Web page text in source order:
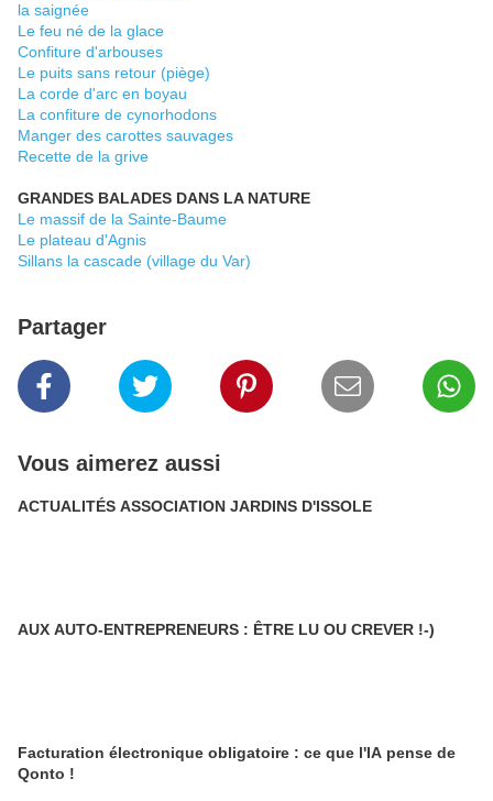
la saignée
Le feu né de la glace
Confiture d'arbouses
Le puits sans retour (piège)
La corde d'arc en boyau
La confiture de cynorhodons
Manger des carottes sauvages
Recette de la grive
GRANDES BALADES DANS LA NATURE
Le massif de la Sainte-Baume
Le plateau d'Agnis
Sillans la cascade (village du Var)
Partager
Vous aimerez aussi
ACTUALITÉS ASSOCIATION JARDINS D'ISSOLE
AUX AUTO-ENTREPRENEURS : ÊTRE LU OU CREVER !-)
Facturation électronique obligatoire : ce que l'IA pense de
Qonto !